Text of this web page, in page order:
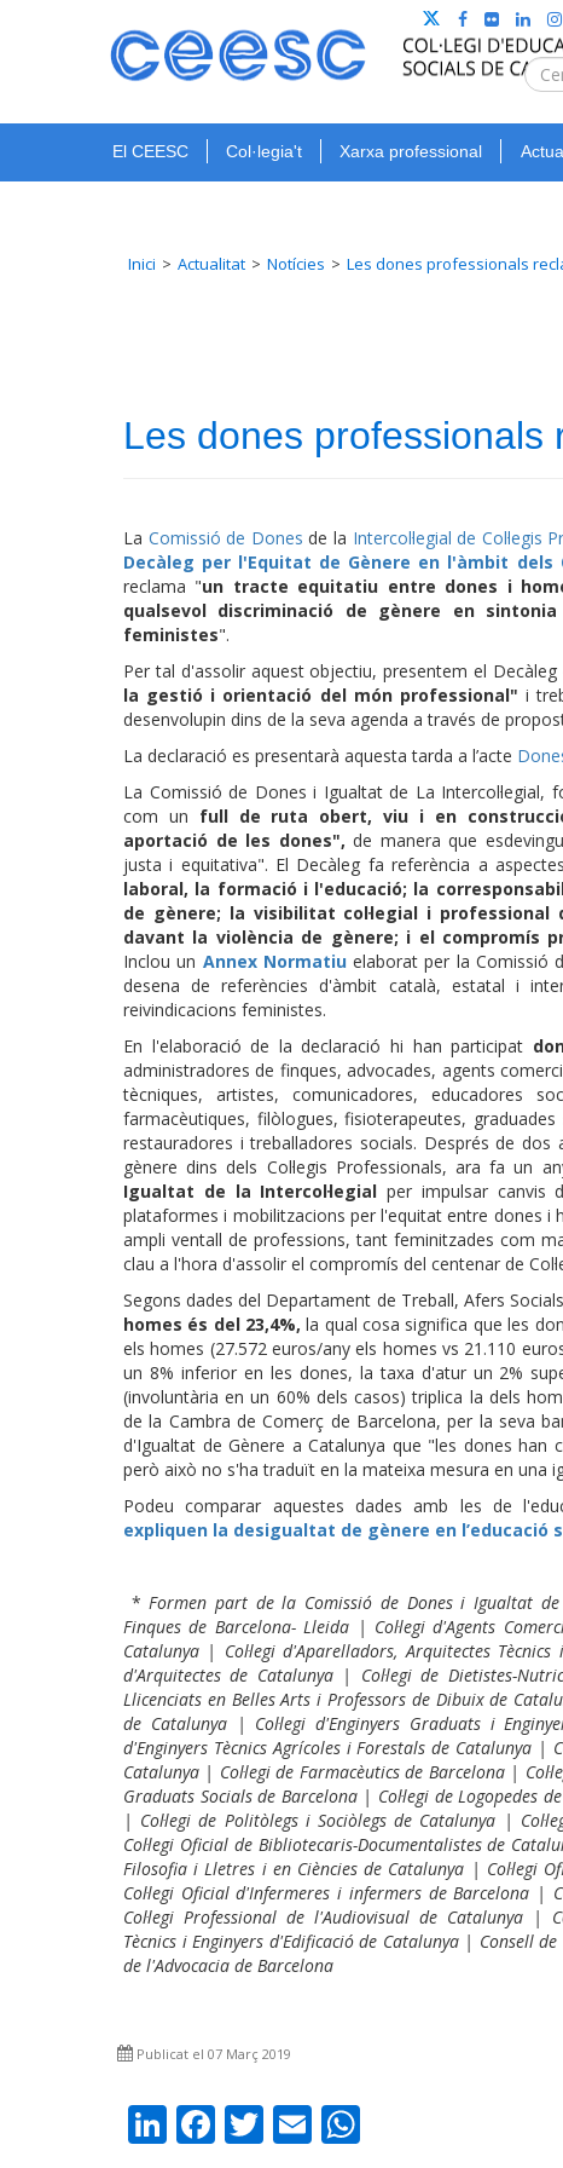
El CEESC Col·legia't Xarxa professional
Inici Actualitat Notícies Les dones professionals
Les dones
La Comissió de Dones de la Intercol·legial de Col·legis
Decàleg per l'Equitat de Gènere en l'àmbit dels
reclama "un tracte equitatiu entre dones i
qualsevol discriminació de gènere en
feministes".
Per tal d'assolir aquest objectiu, presentem el Decàleg
la gestió i orientació del món professional" i
desenvolupin dins de la seva agenda a través de
La declaració es presentarà aquesta tarda a l’acte
La Comissió de Dones i Igualtat de La
com un full de ruta obert, viu i en
aportació de les dones", de manera que
justa i equitativa". El Decàleg fa referència a
laboral, la formació i l'educació; la
de gènere; la visibilitat col·legial i professional
davant la violència de gènere; i el compromís
Inclou un Annex Normatiuelaborat per la Comissió
desena de referències d'àmbit català, estatal i
reivindicacions feministes.
En l'elaboració de la declaració hi han participat
administradores de finques, advocades, agents
tècniques, artistes, comunicadores, educadores
farmacèutiques, filòlogues, fisioterapeutes,
restauradores i treballadores socials. Després de dos
gènere dins dels Col·legis Professionals, ara fa un
Igualtat de la Intercol·legial per impulsar canvis
plataformes i mobilitzacions per l'equitat entre dones i
ampli ventall de professions, tant feminitzades com
clau a l'hora d'assolir el compromís del centenar de
Segons dades del Departament de Treball, Afers
homes és del 23,4%, la qual cosa significa que les
els homes (27.572 euros/any els homes vs 21.110
un 8% inferior en les dones, la taxa d'atur un 2%
(involuntària en un 60% dels casos) triplica la dels
de la Cambra de Comerç de Barcelona, per la seva
d'Igualtat de Gènere a Catalunya que "les dones
però això no s'ha traduït en la mateixa mesura en una
Podeu comparar aquestes dades amb les de
expliquen la desigualtat de gènere en l’educació
* Formen part de la Comissió de Dones i Igualtat de
Finques de Barcelona- Lleida | Col·legi d'Agents
Catalunya | Col·legi d'Aparelladors, Arquitectes
d'Arquitectes de Catalunya | Col·legi de Dietistes-
Llicenciats en Belles Arts i Professors de Dibuix de
de Catalunya | Col·legi d'Enginyers Graduats i
d'Enginyers Tècnics Agrícoles i Forestals de Catalunya |
Catalunya | Col·legi de Farmacèutics de Barcelona |
Graduats Socials de Barcelona | Col·legi de Logopedes
| Col·legi de Politòlegs i Sociòlegs de Catalunya |
Col·legi Oficial de Bibliotecaris-Documentalistes de
Filosofia i Lletres i en Ciències de Catalunya | Col·legi
Col·legi Oficial d'Infermeres i infermers de Barcelona |
Col·legi Professional de l'Audiovisual de Catalunya |
Tècnics i Enginyers d'Edificació de Catalunya | Consell
de l'Advocacia de Barcelona
Publicat el 07 Març 2019
LinkedIn
Facebook
Twitter
Email